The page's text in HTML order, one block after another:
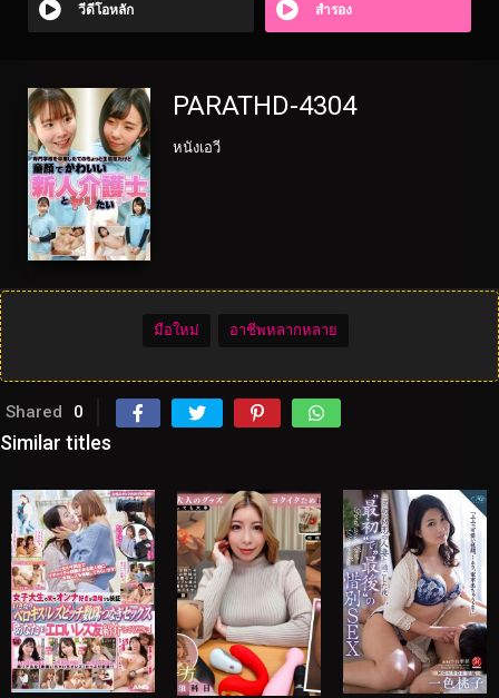
วีดีโอหลัก สำรอง
PARATHD-4304
หนังเอวี
มือใหม่ อาชีพหลากหลาย
Shared 0
Similar titles